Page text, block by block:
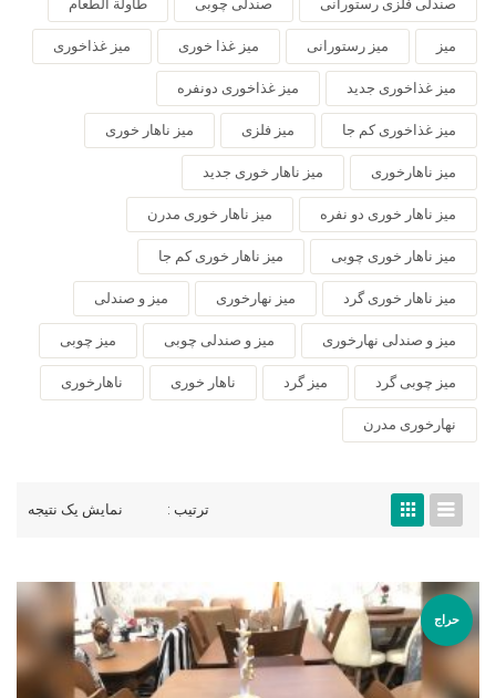
صندلی فلزی رستورانی صندلی چوبی طاولة الطعام
میز میز رستورانی میز غذا خوری میز غذاخوری
میز غذاخوری جدید میز غذاخوری دونفره
میز غذاخوری کم جا میز فلزی میز ناهار خوری
میز ناهارخوری میز ناهار خوری جدید
میز ناهار خوری دو نفره میز ناهار خوری مدرن
میز ناهار خوری چوبی میز ناهار خوری کم جا
میز ناهار خوری گرد میز نهارخوری میز و صندلی
میز و صندلی نهارخوری میز و صندلی چوبی میز چوبی
میز چوبی گرد میز گرد ناهار خوری ناهارخوری
نهارخوری مدرن
نمایش یک نتیجه ترتیب :
حراج